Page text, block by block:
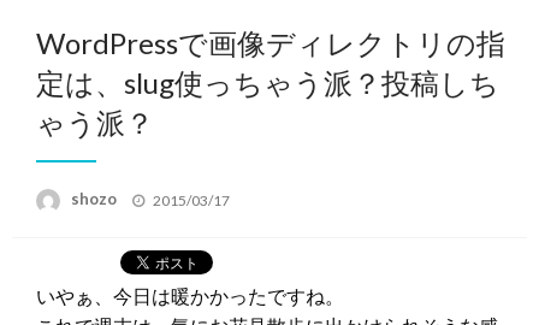
WordPressで画像ディレクトリの指
定は、slug使っちゃう派？投稿しち
ゃう派？
shozo
投
2015/03/17
いやぁ、今日は暖かかったですね。